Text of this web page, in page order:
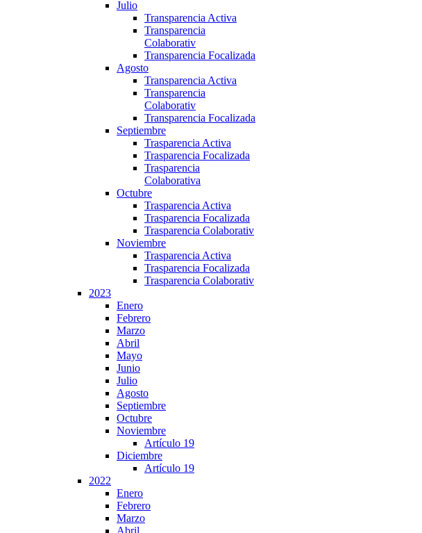
Julio
Transparencia Activa
Transparencia
Colaborativ
Transparencia Focalizada
Agosto
Transparencia Activa
Transparencia
Colaborativ
Transparencia Focalizada
Septiembre
Trasparencia Activa
Trasparencia Focalizada
Trasparencia
Colaborativa
Octubre
Trasparencia Activa
Trasparencia Focalizada
Trasparencia Colaborativ
Noviembre
Trasparencia Activa
Trasparencia Focalizada
Trasparencia Colaborativ
2023
Enero
Febrero
Marzo
Abril
Mayo
Junio
Julio
Agosto
Septiembre
Octubre
Noviembre
Artículo 19
Diciembre
Artículo 19
2022
Enero
Febrero
Marzo
Abril